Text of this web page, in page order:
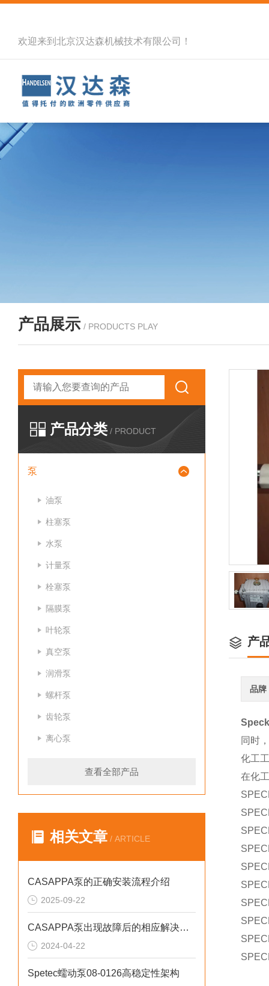
欢迎来到北京汉达森机械技术有限公司！
产品展示 / PRODUCTS PLAY
产品分类 / PRODUCT
泵
油泵
柱塞泵
水泵
计量泵
栓塞泵
隔膜泵
叶轮泵
真空泵
润滑泵
螺杆泵
齿轮泵
离心泵
查看全部产品
相关文章 / ARTICLE
CASAPPA泵的正确安装流程介绍
2025-09-22
CASAPPA泵出现故障后的相应解决方法分享
2024-04-22
Spetec蠕动泵08-0126高稳定性架构
产
品牌
同时
化工
在化